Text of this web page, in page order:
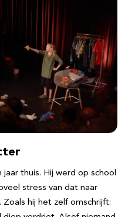
thuis. Hij werd op school
stress van dat naar
hij het zelf omschrijft: